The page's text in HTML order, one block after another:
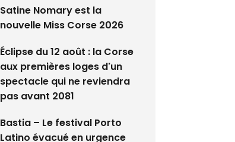
nouvelle Miss Corse 2026
Éclipse du 12 août : la Corse
aux premières loges d'un
pas avant 2081